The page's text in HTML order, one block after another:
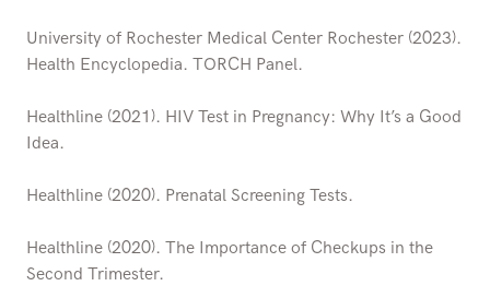
University of Rochester Medical Center Rochester (2023).
Health Encyclopedia. TORCH Panel.
Healthline (2021). HIV Test in Pregnancy: Why It’s a Good
Idea.
Healthline (2020). Prenatal Screening Tests.
Healthline (2020). The Importance of Checkups in the
Second Trimester.